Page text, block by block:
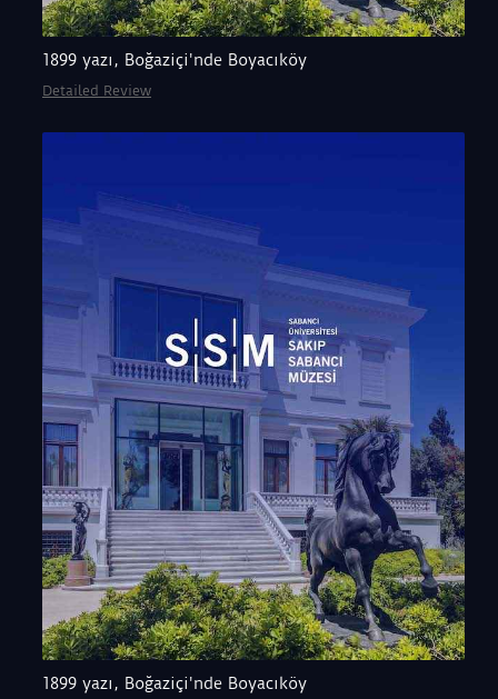
1899 yazı, Boğaziçi'nde Boyacıköy
Detailed Review
1899 yazı, Boğaziçi'nde Boyacıköy